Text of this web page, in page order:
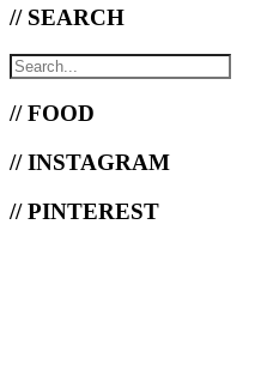
// SEARCH
// FOOD
// INSTAGRAM
// PINTEREST